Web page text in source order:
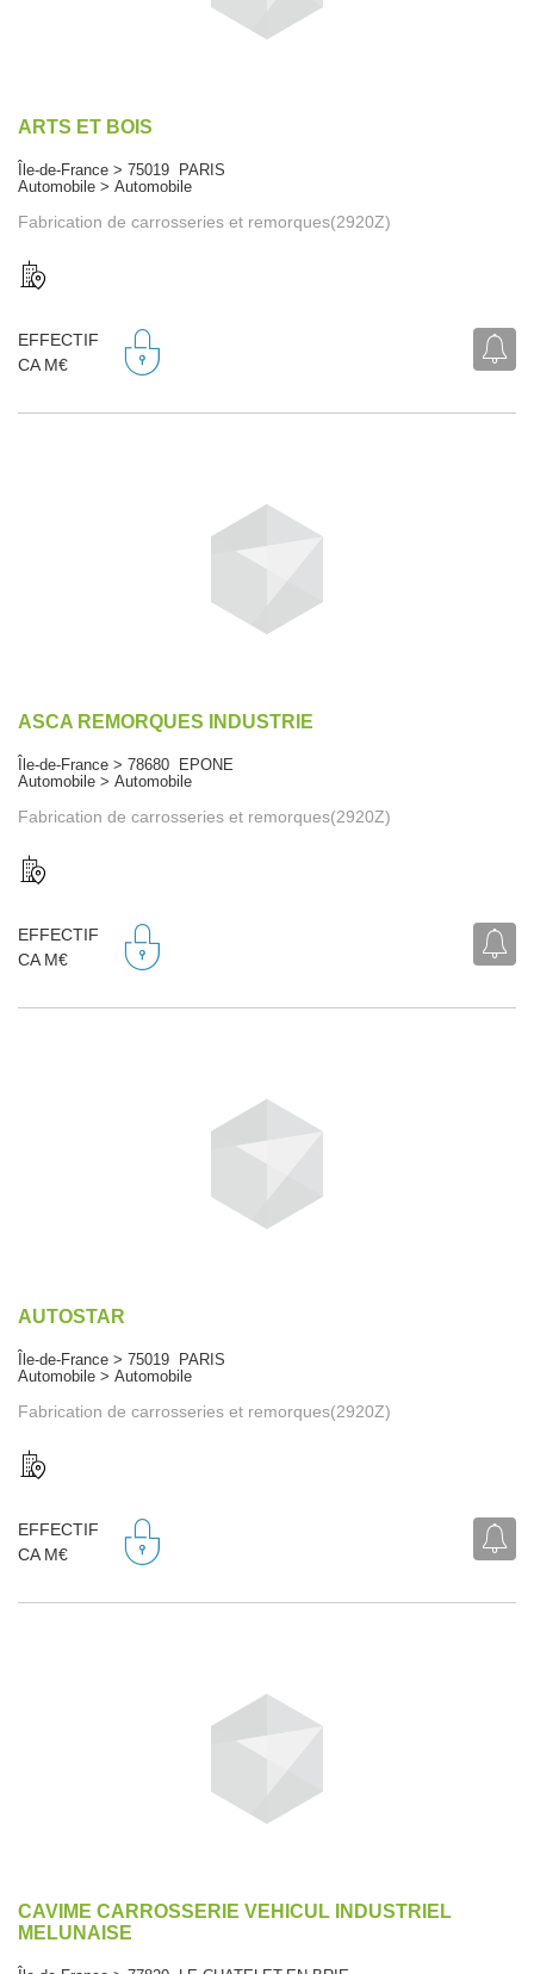
ARTS ET BOIS
Île-de-France > 75019 PARIS
Automobile > Automobile
Fabrication de carrosseries et remorques(2920Z)
EFFECTIF
CA M€
ASCA REMORQUES INDUSTRIE
Île-de-France > 78680 EPONE
Automobile > Automobile
Fabrication de carrosseries et remorques(2920Z)
EFFECTIF
CA M€
AUTOSTAR
Île-de-France > 75019 PARIS
Automobile > Automobile
Fabrication de carrosseries et remorques(2920Z)
EFFECTIF
CA M€
CAVIME CARROSSERIE VEHICUL INDUSTRIEL
MELUNAISE